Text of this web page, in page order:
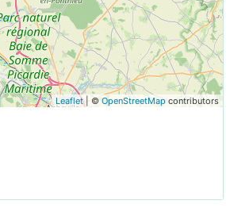
Leaflet| ©OpenStreetMap contributors